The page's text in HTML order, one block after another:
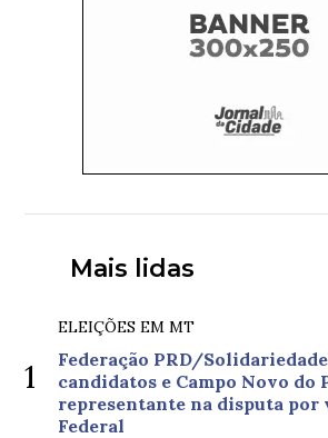
Mais lidas
1
ELEIÇÕES EM MT
Federação PRD/
candidatos e Campo Novo do
representante na disputa por
Federal